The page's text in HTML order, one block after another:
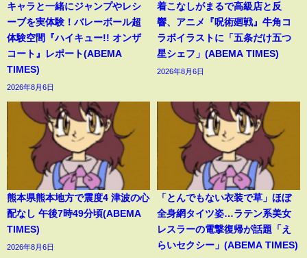
キャラと一緒にジャンプやレシ
ーブを実体験！バレーボール超
体験空間『ハイキュー!! オンザ
コート』レポート(ABEMA
TIMES)
2026年8月6日
着こなしがまるで高級店と反
響、アニメ『呪術廻戦』牛角コ
ラボイラストに「五条だけ五つ
星シェフ」(ABEMA TIMES)
2026年8月6日
熊本県熊本地方で震度4 津波の心
配なし 午後7時49分頃(ABEMA
TIMES)
2026年8月6日
「とんでもない衣装で草」ほぼ
全身網タイツ姿…ラテン系美女
レスラーの電撃復帰が話題「え
らいセクシー」(ABEMA TIMES)